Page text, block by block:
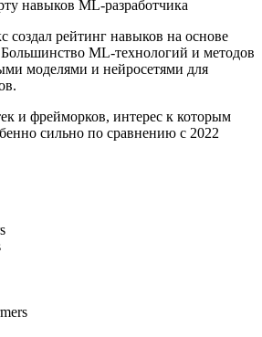
создал рейтинг навыков на основе
ML-технологий и методов
моделями и нейросетями для
и фрейморков, интерес к которым
сильно по сравнению с 2022